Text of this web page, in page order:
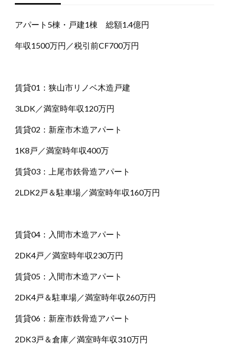
アパート5棟・戸建1棟 総額1.4億円
年収1500万円／税引前CF700万円
賃貸01：狭山市リノベ木造戸建
3LDK／満室時年収120万円
賃貸02：新座市木造アパート
1K8戸／満室時年収400万
賃貸03：上尾市鉄骨造アパート
2LDK2戸＆駐車場／満室時年収160万円
賃貸04：入間市木造アパート
2DK4戸／満室時年収230万円
賃貸05：入間市木造アパート
2DK4戸＆駐車場／満室時年収260万円
賃貸06：新座市鉄骨造アパート
2DK3戸＆倉庫／満室時年収310万円